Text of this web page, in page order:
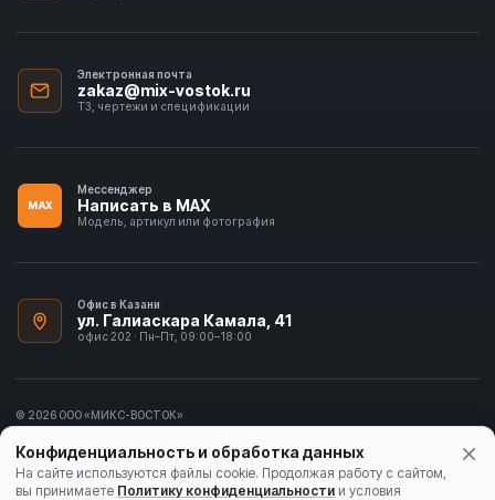
Электронная почта
zakaz@mix-vostok.ru
ТЗ, чертежи и спецификации
MAX
Мессенджер
Написать в MAX
Модель, артикул или фотография
Офис в Казани
ул. Галиаскара Камала, 41
офис 202 · Пн–Пт, 09:00–18:00
© 2026 ООО «МИКС-ВОСТОК»
Политика конфиденциальности
Конфиденциальность и обработка данных
На сайте используются файлы cookie. Продолжая работу с сайтом,
вы принимаете Политику конфиденциальности и условия